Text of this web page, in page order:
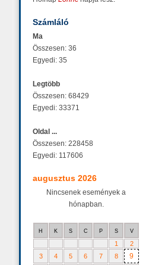
Számláló
Ma
Összesen: 36
Egyedi: 35
Legtöbb
Összesen: 68429
Egyedi: 33371
Oldal ...
Összesen: 228458
Egyedi: 117606
augusztus 2026
Nincsenek események a
hónapban.
H K S C P S V
1
2
3
4 5 6 7 8 9